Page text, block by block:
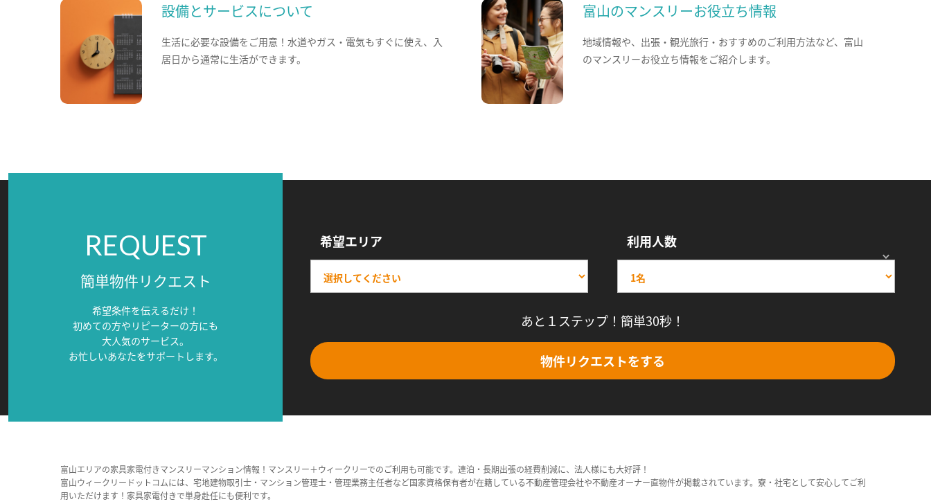
設備とサービスについて
生活に必要な設備をご用意！水道やガス・電気もすぐに使え、入
居日から通常に生活ができます。
富山のマンスリーお役立ち情報
地域情報や、出張・観光旅行・おすすめのご利用方法など、富山
のマンスリーお役立ち情報をご紹介します。
REQUEST
簡単物件リクエスト
希望条件を伝えるだけ！
初めての方やリピーターの方にも
大人気のサービス。
お忙しいあなたをサポートします。
希望エリア 利用人数
あと１ステップ！簡単30秒！
物件リクエストをする
富山エリアの家具家電付きマンスリーマンション情報！マンスリー＋ウィークリーでのご利用も可能です。連泊・長期出張の経費削減に、法人様にも大好評！
富山ウィークリードットコムには、宅地建物取引士・マンション管理士・管理業務主任者など国家資格保有者が在籍している不動産管理会社や不動産オーナー直物件が掲載されています。寮・社宅として安心してご利
用いただけます！家具家電付きで単身赴任にも便利です。